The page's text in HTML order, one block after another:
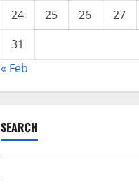
24
25 26 27
31
« Feb
SEARCH